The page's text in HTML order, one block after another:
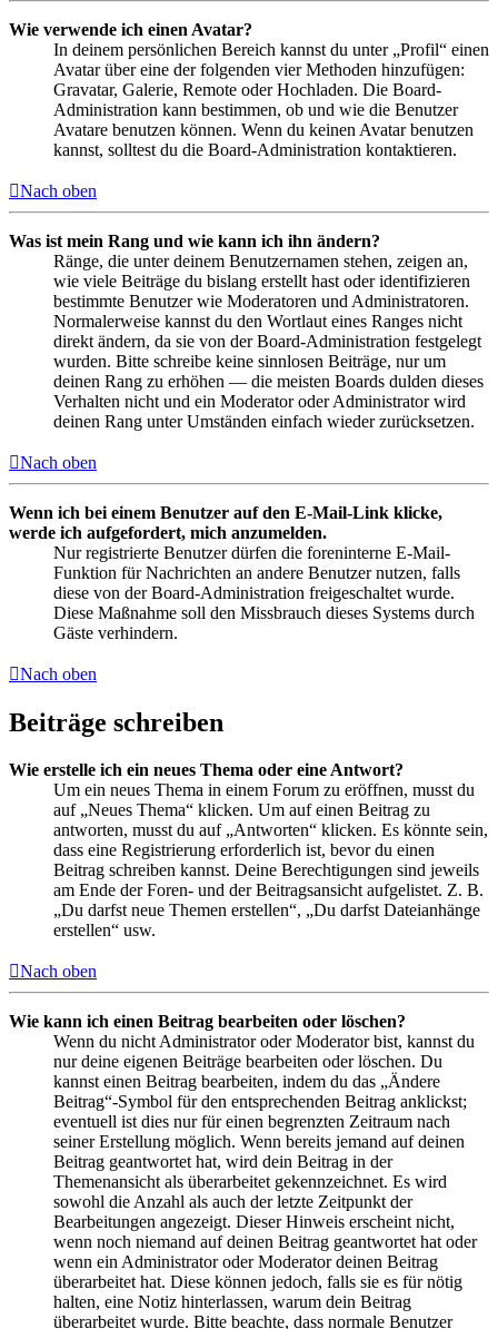
Wie verwende ich einen Avatar?
In deinem persönlichen Bereich kannst du unter „Profil“ einen
Avatar über eine der folgenden vier Methoden hinzufügen:
Gravatar, Galerie, Remote oder Hochladen. Die Board-
Administration kann bestimmen, ob und wie die Benutzer
Avatare benutzen können. Wenn du keinen Avatar benutzen
kannst, solltest du die Board-Administration kontaktieren.
Nach oben
Was ist mein Rang und wie kann ich ihn ändern?
Ränge, die unter deinem Benutzernamen stehen, zeigen an,
wie viele Beiträge du bislang erstellt hast oder identifizieren
bestimmte Benutzer wie Moderatoren und Administratoren.
Normalerweise kannst du den Wortlaut eines Ranges nicht
direkt ändern, da sie von der Board-Administration festgelegt
wurden. Bitte schreibe keine sinnlosen Beiträge, nur um
deinen Rang zu erhöhen — die meisten Boards dulden dieses
Verhalten nicht und ein Moderator oder Administrator wird
deinen Rang unter Umständen einfach wieder zurücksetzen.
Nach oben
Wenn ich bei einem Benutzer auf den E-Mail-Link klicke,
werde ich aufgefordert, mich anzumelden.
Nur registrierte Benutzer dürfen die foreninterne E-Mail-
Funktion für Nachrichten an andere Benutzer nutzen, falls
diese von der Board-Administration freigeschaltet wurde.
Diese Maßnahme soll den Missbrauch dieses Systems durch
Gäste verhindern.
Nach oben
Beiträge schreiben
Wie erstelle ich ein neues Thema oder eine Antwort?
Um ein neues Thema in einem Forum zu eröffnen, musst du
auf „Neues Thema“ klicken. Um auf einen Beitrag zu
antworten, musst du auf „Antworten“ klicken. Es könnte sein,
dass eine Registrierung erforderlich ist, bevor du einen
Beitrag schreiben kannst. Deine Berechtigungen sind jeweils
am Ende der Foren- und der Beitragsansicht aufgelistet. Z. B.
„Du darfst neue Themen erstellen“, „Du darfst Dateianhänge
erstellen“ usw.
Nach oben
Wie kann ich einen Beitrag bearbeiten oder löschen?
Wenn du nicht Administrator oder Moderator bist, kannst du
nur deine eigenen Beiträge bearbeiten oder löschen. Du
kannst einen Beitrag bearbeiten, indem du das „Ändere
Beitrag“-Symbol für den entsprechenden Beitrag anklickst;
eventuell ist dies nur für einen begrenzten Zeitraum nach
seiner Erstellung möglich. Wenn bereits jemand auf deinen
Beitrag geantwortet hat, wird dein Beitrag in der
Themenansicht als überarbeitet gekennzeichnet. Es wird
sowohl die Anzahl als auch der letzte Zeitpunkt der
Bearbeitungen angezeigt. Dieser Hinweis erscheint nicht,
wenn noch niemand auf deinen Beitrag geantwortet hat oder
wenn ein Administrator oder Moderator deinen Beitrag
überarbeitet hat. Diese können jedoch, falls sie es für nötig
halten, eine Notiz hinterlassen, warum dein Beitrag
überarbeitet wurde. Bitte beachte, dass normale Benutzer